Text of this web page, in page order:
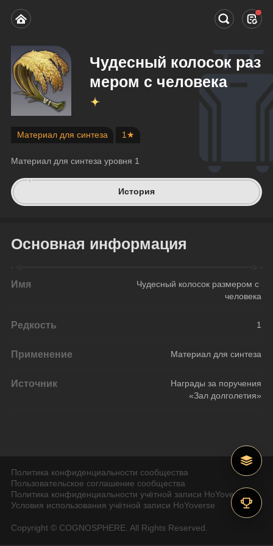
Чудесный колосок раз
мером с человека
Материал для синтеза 1★
Материал для синтеза уровня 1
История
Основная информация
Имя
Чудесный колосок размером с
человека
Редкость 1
Применение Материал для синтеза
Источник
Награды за поручения
«Зал долголетия»
Политика конфиденциальности сообщества
Пользовательское соглашение сообщества
Политика конфиденциальности учётной записи HoYoverse
Условия использования учётной записи HoYoverse
Copyright © COGNOSPHERE. All Rights Reserved.